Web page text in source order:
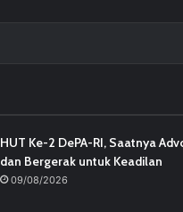
HUT Ke-2 DePA-RI, Saatnya
dan Bergerak untuk Keadilan
09/08/2026